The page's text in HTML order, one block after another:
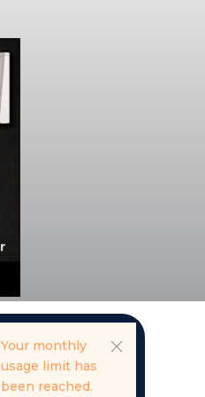
Your monthly
usage limit has
been reached.